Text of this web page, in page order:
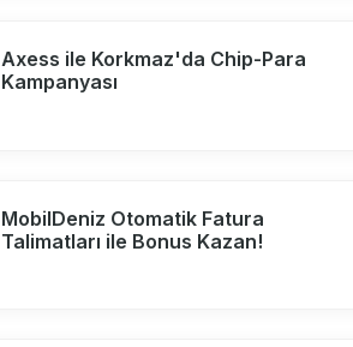
Axess ile Korkmaz'da Chip-Para
Kampanyası
MobilDeniz Otomatik Fatura
Talimatları ile Bonus Kazan!